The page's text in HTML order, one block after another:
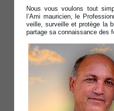
Nous vous voulons tout
l’Ami mauricien, le
veille, surveille et protège la
partage sa connaissance des